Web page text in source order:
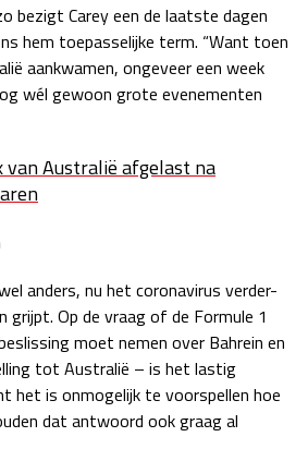
zo 17:00 - 19:00
bezigt Carey een de laatste dagen
hem toepasselijke term. “Want toen
aankwamen, ongeveer een week
wél gewoon grote evenementen
van Australië afgelast na
anders, nu het coronavirus verder-
grijpt. Op de vraag of de Formule 1
moet nemen over Bahrein en
tot Australië – is het lastig
het is onmogelijk te voorspellen hoe
dat antwoord ook graag al